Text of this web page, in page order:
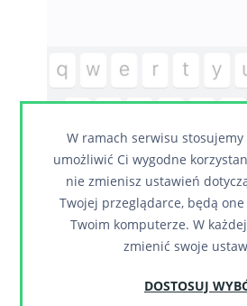
W polu nazwa hosta podaj
danym serwera na którym
Twoja poczta, znajdują się one
W ramach serwisu
umożliwić Ci wygodne
nie zmienisz ustawień
Twojej przeglądarce, będą
Twoim komputerze. W
zmienić swoje
DOSTOSUJ